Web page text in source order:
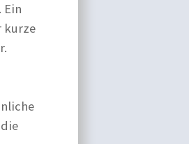
Ein
kurze